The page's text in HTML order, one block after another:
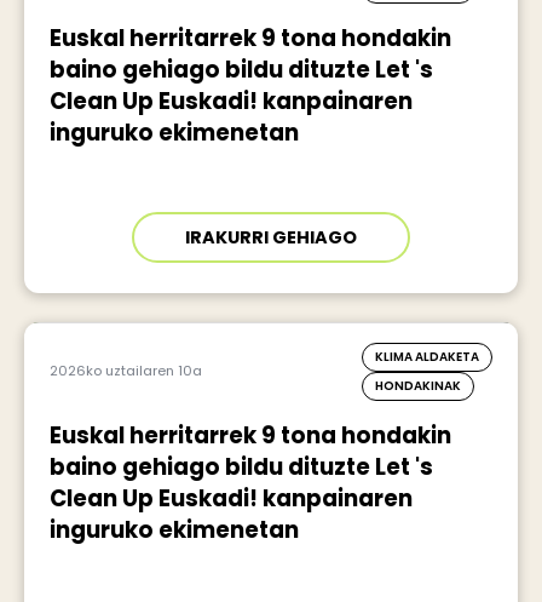
Euskal herritarrek 9 tona hondakin
baino gehiago bildu dituzte Let 's
Clean Up Euskadi! kanpainaren
inguruko ekimenetan
IRAKURRI GEHIAGO
2026ko uztailaren 10a
KLIMA ALDAKETA
HONDAKINAK
Euskal herritarrek 9 tona hondakin
baino gehiago bildu dituzte Let 's
Clean Up Euskadi! kanpainaren
inguruko ekimenetan